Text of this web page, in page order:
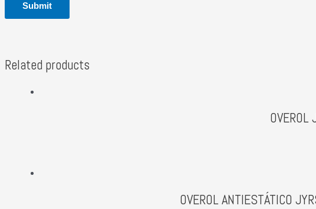
Related products
OVEROL
OVEROL ANTIESTÁTICO